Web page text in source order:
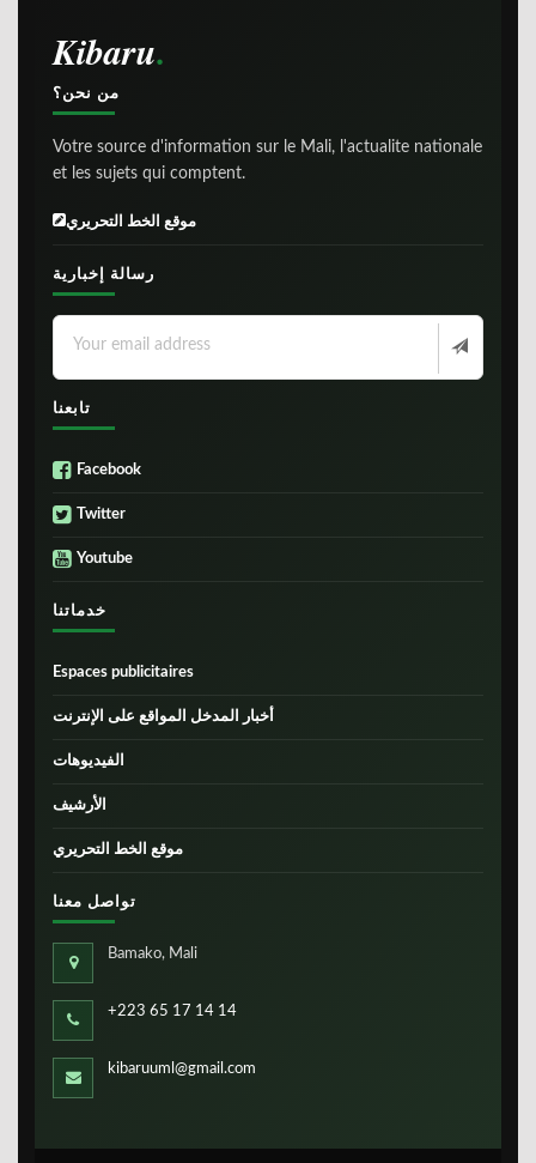
Kibaru
من نحن؟
Votre source d'information sur le Mali, l'actualite nationale
et les sujets qui comptent.
موقع الخط التحريري
رسالة إخبارية
تابعنا
Facebook
Twitter
Youtube
خدماتنا
Espaces publicitaires
أخبار المدخل المواقع على الإنترنت
الفيديوهات
الأرشيف
موقع الخط التحريري
تواصل معنا
Bamako, Mali
+223 65 17 14 14
kibaruuml@gmail.com